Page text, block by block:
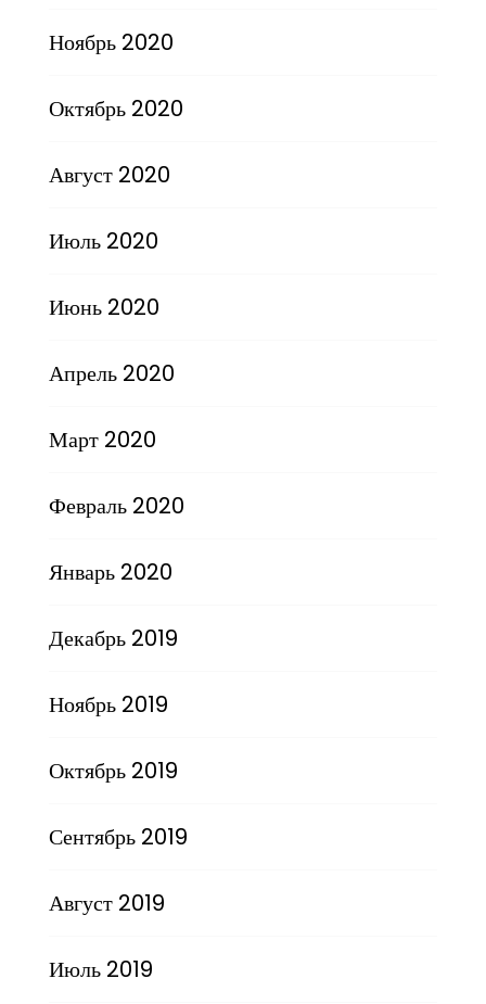
Ноябрь 2020
Октябрь 2020
Август 2020
Июль 2020
Июнь 2020
Апрель 2020
Март 2020
Февраль 2020
Январь 2020
Декабрь 2019
Ноябрь 2019
Октябрь 2019
Сентябрь 2019
Август 2019
Июль 2019